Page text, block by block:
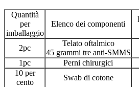
Quantità
per
imballaggio
Elenco dei componenti
2pc
Telato oftalmico
45 grammi tre anti-SMMS
1pc
Perni chirurgici
10 per
cento
Swab di cotone